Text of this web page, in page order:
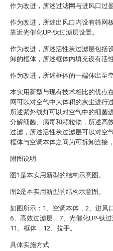
作为改进，所述过滤网与进风口过
作为改进，所述出风口内设有筛网
靠近光催化UP-钛过滤层设置。
作为改进，所述活性炭过滤层包括
卸的框体，所述框体内填充设有活性
作为改进，所述框体的一端伸出至
本实用新型与现有技术相比的优点
网可以对空气中大体积的灰尘进行
所述紫外线灯可以对空气中的细菌
分解细菌、病毒和颗粒物，所述高
过滤，所述活性炭过滤层可以对空
框体与空调本体之间为可拆卸连接
附图说明
图1是本实用新型的结构示意图。
图2是本实用新型的结构示意图。
如图所示：1、空调本体，2、进风
6、高效过滤层，7、光催化UP-钛
11、框体，12、拉手。
具体实施方式